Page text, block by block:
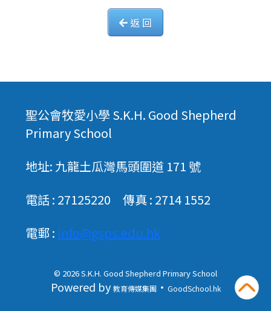
返 回
聖公會牧愛小學 S.K.H. Good Shepherd
Primary School
地址: 九龍土瓜灣馬頭圍道 171 號
電話 : 27125220 傳真 : 2714 1552
電郵 : info@gsps.edu.hk
© 2026S.K.H. Good Shepherd Primary School
Powered by 教育傳媒集團 ‧ GoodSchool.hk